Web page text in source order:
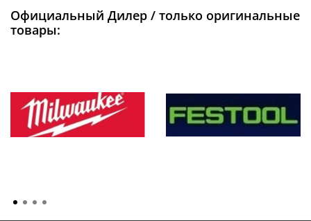
Официальный Дилер / только оригинальные
товары: